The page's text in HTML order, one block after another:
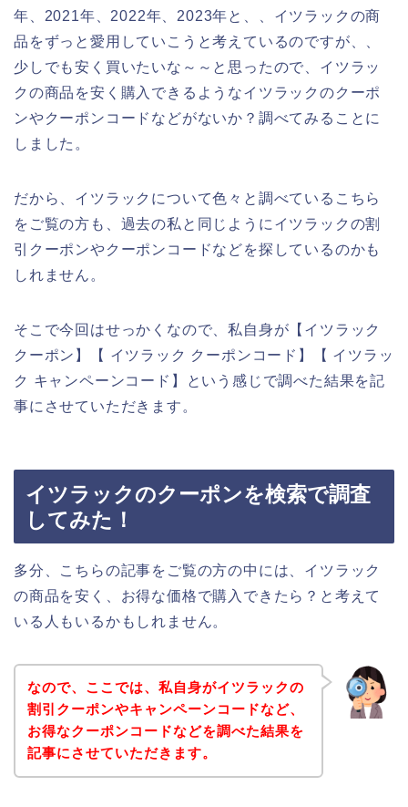
年、2021年、2022年、2023年と、、イツラックの商
品をずっと愛用していこうと考えているのですが、、
少しでも安く買いたいな～～と思ったので、イツラッ
クの商品を安く購入できるようなイツラックのクーポ
ンやクーポンコードなどがないか？調べてみることに
しました。
だから、イツラックについて色々と調べているこちら
をご覧の方も、過去の私と同じようにイツラックの割
引クーポンやクーポンコードなどを探しているのかも
しれません。
そこで今回はせっかくなので、私自身が【イツラック
クーポン】【 イツラック クーポンコード】【 イツラッ
ク キャンペーンコード】という感じで調べた結果を記
事にさせていただきます。
イツラックのクーポンを検索で調査
してみた！
多分、こちらの記事をご覧の方の中には、イツラック
の商品を安く、お得な価格で購入できたら？と考えて
いる人もいるかもしれません。
なので、ここでは、私自身がイツラックの
割引クーポンやキャンペーンコードなど、
お得なクーポンコードなどを調べた結果を
記事にさせていただきます。